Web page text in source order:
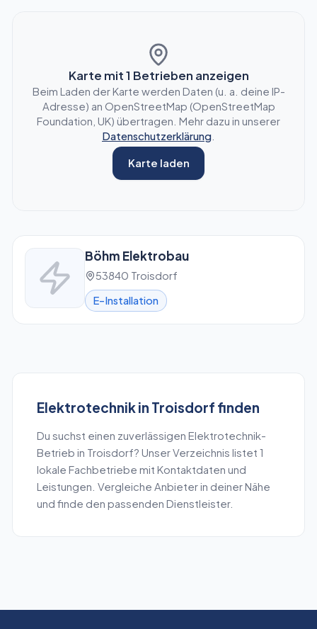
Karte mit1 Betrieben anzeigen
Beim Laden der Karte werden Daten (u. a. deine IP-
Adresse) an OpenStreetMap (OpenStreetMap
Foundation, UK) übertragen. Mehr dazu in unserer
Datenschutzerklärung
Karte laden
Böhm Elektrobau
53840 Troisdorf
E-Installation
Elektrotechnikin Troisdorf finden
Du suchst einen zuverlässigen Elektrotechnik-
Betrieb in Troisdorf? Unser Verzeichnis listet 1
lokale Fachbetriebe mit Kontaktdaten und
Leistungen. Vergleiche Anbieter in deiner Nähe
und finde den passenden Dienstleister.